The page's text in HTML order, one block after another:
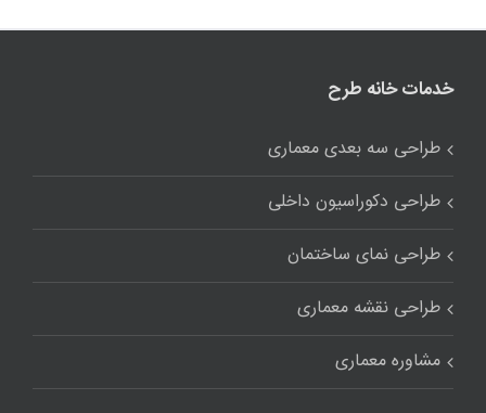
خدمات خانه طرح
طراحی سه بعدی معماری
طراحی دکوراسیون داخلی
طراحی نمای ساختمان
طراحی نقشه معماری
مشاوره معماری